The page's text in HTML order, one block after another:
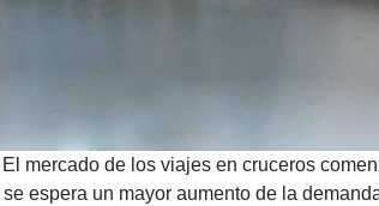
mercado de los viajes en cruceros
espera un mayor aumento de la